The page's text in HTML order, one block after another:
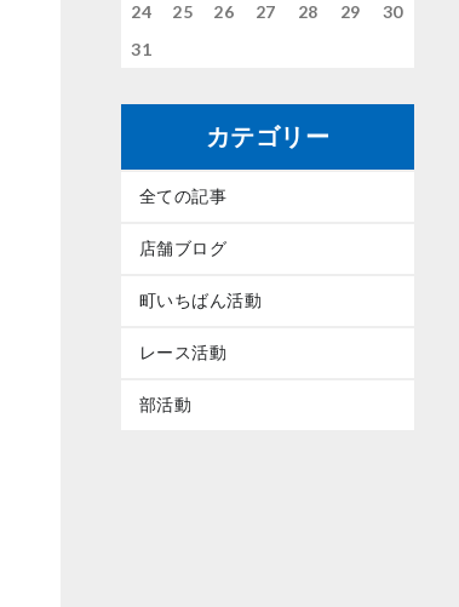
24
25 26 27 28 29
30
31
カテゴリー
全ての記事
店舗ブログ
町いちばん活動
レース活動
部活動